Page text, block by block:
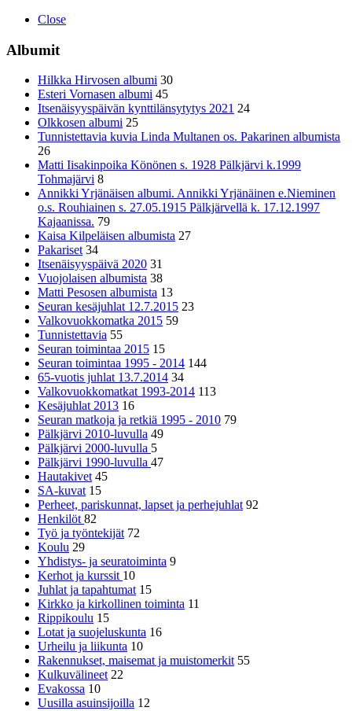
Close
Albumit
Hilkka Hirvosen albumi 30
Esteri Vornasen albumi 45
Itsenäisyyspäivän kynttilänsytytys 2021 24
Olkkosen albumi 25
Tunnistettavia kuvia Linda Multanen os. Pakarinen albumista
26
Matti Iisakinpoika Könönen s. 1928 Pälkjärvi k.1999
Tohmajärvi 8
Annikki Yrjänäisen albumi. Annikki Yrjänäinen e.Nieminen
o.s. Rouhiainen s. 27.05.1915 Pälkjärvellä k. 17.12.1997
Kajaanissa. 79
Kaisa Kilpeläisen albumista 27
Pakariset 34
Itsenäisyyspäivä 2020 31
Vuojolaisen albumista 38
Matti Pesosen albumista 13
Seuran kesäjuhlat 12.7.2015 23
Valkovuokkomatka 2015 59
Tunnistettavia 55
Seuran toimintaa 2015 15
Seuran toimintaa 1995 - 2014 144
65-vuotis juhlat 13.7.2014 34
Valkovuokkomatkat 1993-2014 113
Kesäjuhlat 2013 16
Seuran matkoja ja retkiä 1995 - 2010 79
Pälkjärvi 2010-luvulla 49
Pälkjärvi 2000-luvulla 5
Pälkjärvi 1990-luvulla 47
Hautakivet 45
SA-kuvat 15
Perheet, pariskunnat, lapset ja perhejuhlat 92
Henkilöt82
Työ ja työntekijät 72
Koulu 29
Yhdistys- ja seuratoiminta 9
Kerhot ja kurssit 10
Juhlat ja tapahtumat 15
Kirkko ja kirkollinen toiminta 11
Rippikoulu 15
Lotat ja suojeluskunta 16
Urheilu ja liikunta 10
Rakennukset, maisemat ja muistomerkit 55
Kulkuvälineet 22
Evakossa 10
Uusilla asuinsijoilla 12